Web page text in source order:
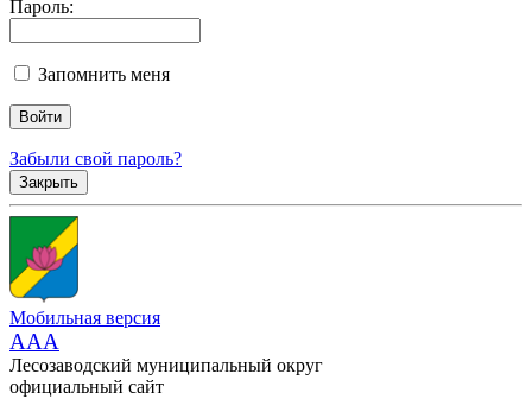
Пароль:
Запомнить меня
Забыли свой пароль?
Закрыть
Мобильная версия
AAA
Лесозаводский муниципальный округ
официальный сайт